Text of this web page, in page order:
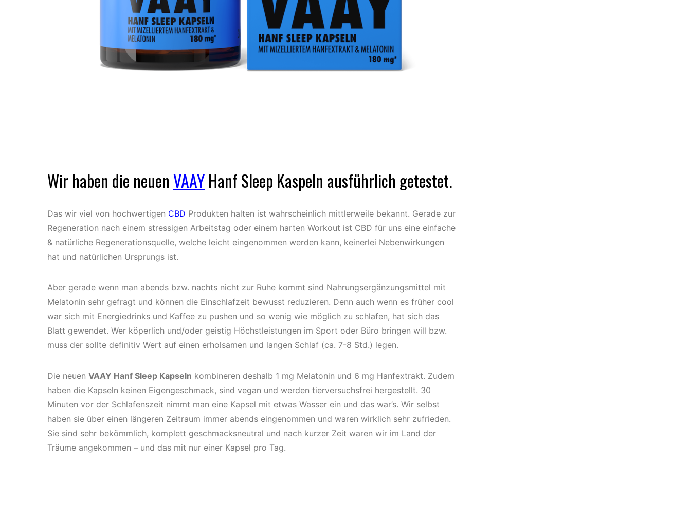
Wir haben die neuenVAAYHanf Sleep Kaspeln ausführlich getestet.
Das wir viel von hochwertigen CBD Produkten halten ist wahrscheinlich mittlerweile bekannt. Gerade zur
Regeneration nach einem stressigen Arbeitstag oder einem harten Workout ist CBD für uns eine einfache
& natürliche Regenerationsquelle, welche leicht eingenommen werden kann, keinerlei Nebenwirkungen
hat und natürlichen Ursprungs ist.
Aber gerade wenn man abends bzw. nachts nicht zur Ruhe kommt sind Nahrungsergänzungsmittel mit
Melatonin sehr gefragt und können die Einschlafzeit bewusst reduzieren. Denn auch wenn es früher cool
war sich mit Energiedrinks und Kaffee zu pushen und so wenig wie möglich zu schlafen, hat sich das
Blatt gewendet. Wer köperlich und/oder geistig Höchstleistungen im Sport oder Büro bringen will bzw.
muss der sollte definitiv Wert auf einen erholsamen und langen Schlaf (ca. 7-8 Std.) legen.
Die neuen VAAY Hanf Sleep Kapseln kombineren deshalb 1 mg Melatonin und 6 mg Hanfextrakt. Zudem
haben die Kapseln keinen Eigengeschmack, sind vegan und werden tierversuchsfrei hergestellt. 30
Minuten vor der Schlafenszeit nimmt man eine Kapsel mit etwas Wasser ein und das war’s. Wir selbst
haben sie über einen längeren Zeitraum immer abends eingenommen und waren wirklich sehr zufrieden.
Sie sind sehr bekömmlich, komplett geschmacksneutral und nach kurzer Zeit waren wir im Land der
Träume angekommen – und das mit nur einer Kapsel pro Tag.